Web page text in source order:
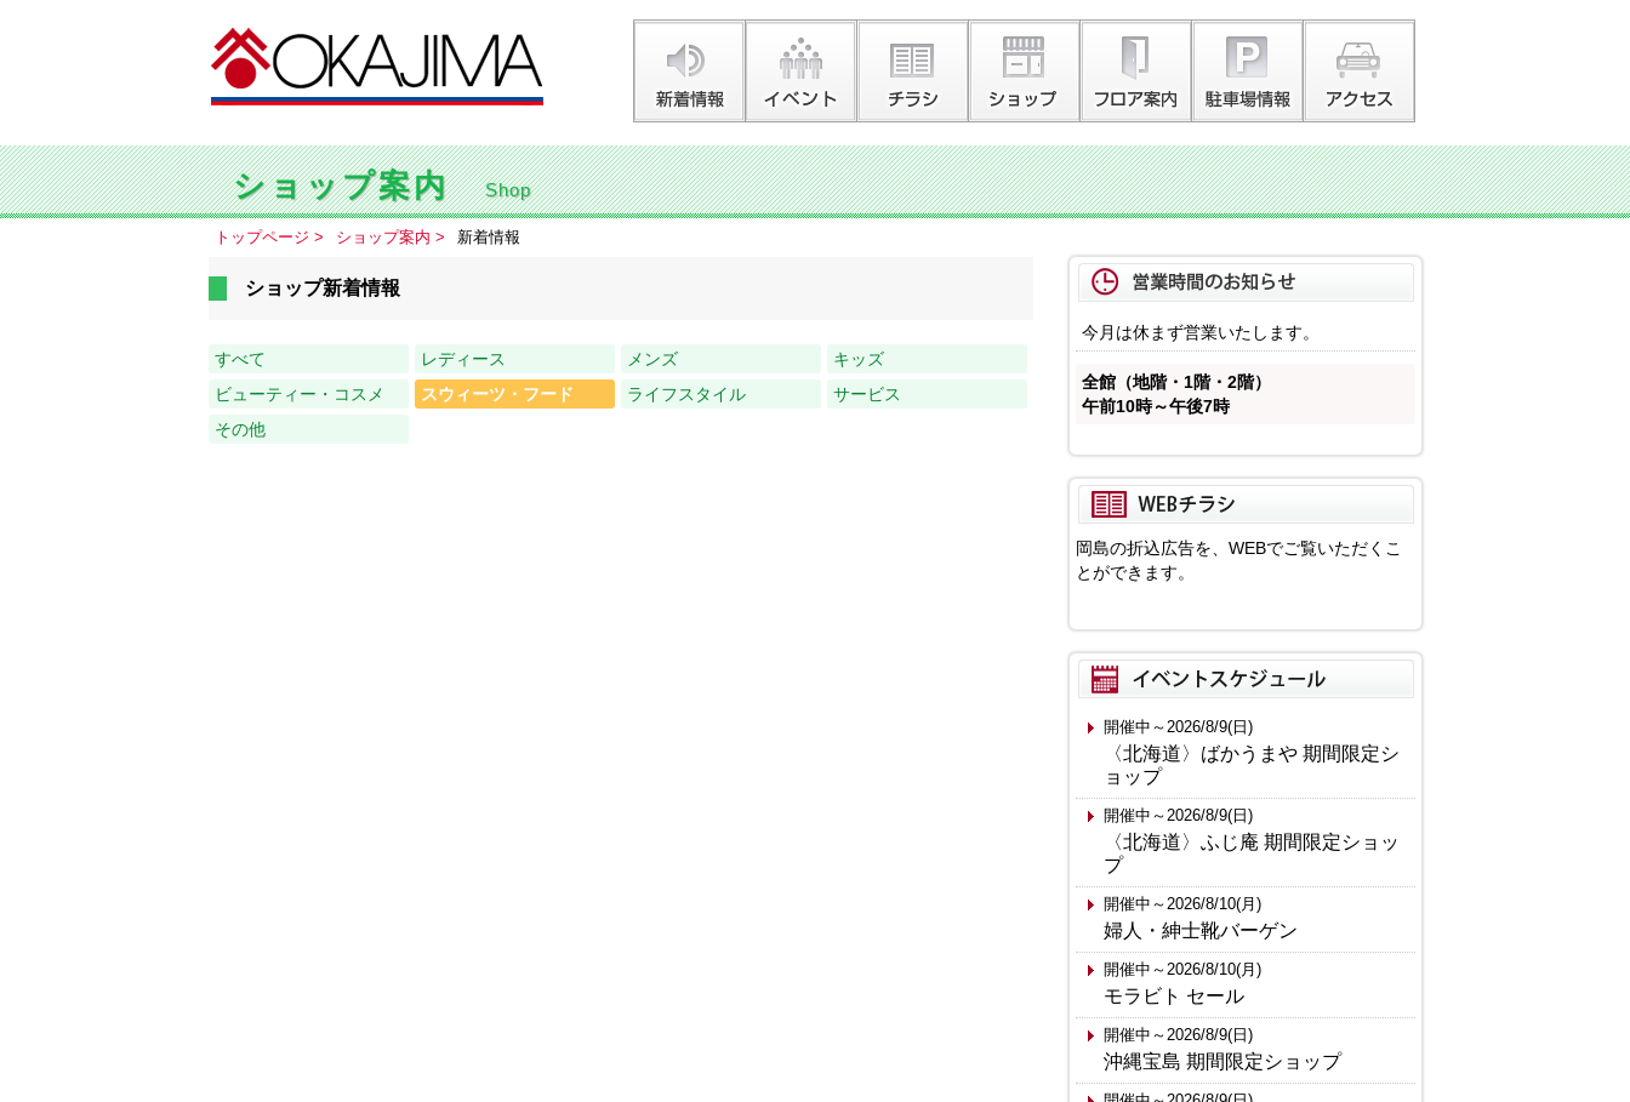
ショップ案内 Shop
トップページ ショップ案内 新着情報
ショップ新着情報
すべて レディース メンズ
キッズ
ビューティー・コスメ
スウィーツ・フード ライフスタイル
サービス
その他
今月は休まず営業いたします。
全館（地階・1階・2階）
午前10時～午後7時
岡島の折込広告を、WEBでご覧いただくこ
とができます。
開催中～2026/8/9(日)
〈北海道〉ばかうまや 期間限定シ
ョップ
開催中～2026/8/9(日)
〈北海道〉ふじ庵 期間限定ショッ
プ
開催中～2026/8/10(月)
婦人・紳士靴バーゲン
開催中～2026/8/10(月)
モラビト セール
開催中～2026/8/9(日)
沖縄宝島 期間限定ショップ